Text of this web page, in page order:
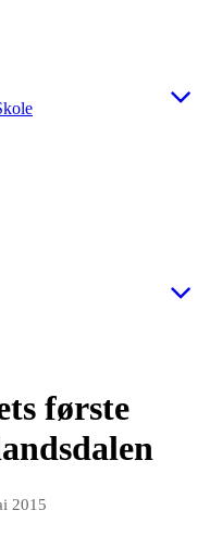
første
2015